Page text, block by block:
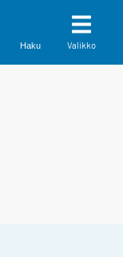
Haku Valikko